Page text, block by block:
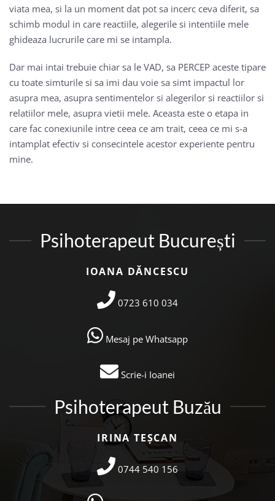
viata mea, si la un moment dat pot sa incerc ceva diferit, sa
schimb modul in care reactiile, alegerile si intentiile mele
ghideaza lucrurile care mi se intampla.
Dar mai intai trebuie chiar sa le VAD, sa PERCEP aceste tipare
cu toate simturile si sa imi dau voie sa simt impactul lor
asupra mea, asupra sentimentelor si alegerilor si reactiilor si
relatiilor mele, asupra vietii mele. Aceasta este o etapa in
care fac conexiunile intre ceea ce am trait, ceea ce mi s-a
intamplat efectiv si consecintele acestor experiente pentru
mine.
Psihoterapeut București
IOANA DĂNCESCU
0723 610 034
Mesaj pe Whatsapp
Scrie-i Ioanei
Psihoterapeut Buzău
IRINA TEȘCAN
0744 540 156